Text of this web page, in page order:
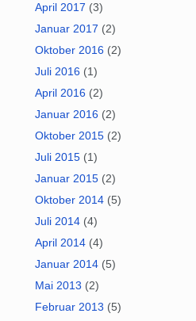
April 2017 (3)
Januar 2017 (2)
Oktober 2016 (2)
Juli 2016 (1)
April 2016 (2)
Januar 2016 (2)
Oktober 2015 (2)
Juli 2015 (1)
Januar 2015 (2)
Oktober 2014 (5)
Juli 2014 (4)
April 2014 (4)
Januar 2014 (5)
Mai 2013 (2)
Februar 2013 (5)